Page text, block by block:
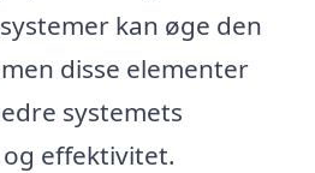
kan øge den
disse elementer
systemets
effektivitet.